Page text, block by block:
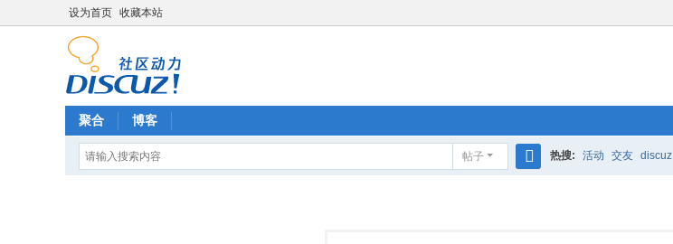
设为首页 收藏本站
聚合 博客
帖子 热搜: 活动 交友 discuz